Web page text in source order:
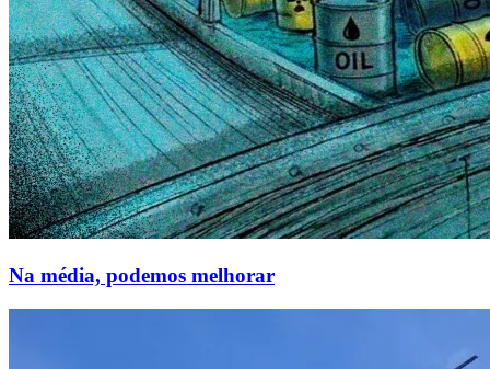
Na média, podemos melhorar